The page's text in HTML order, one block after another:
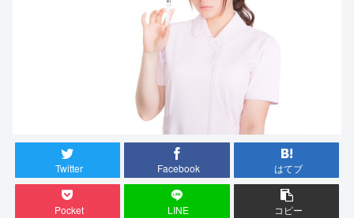
Twitter Facebook はてブ
Pocket LINE コピー